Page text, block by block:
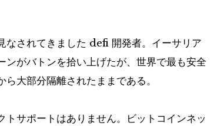
なされてきました defi 開発者。イーサリア
がバトンを拾い上げたが、世界で最も安全
大部分隔離されたままである。
サポートはありません。ビットコインネッ